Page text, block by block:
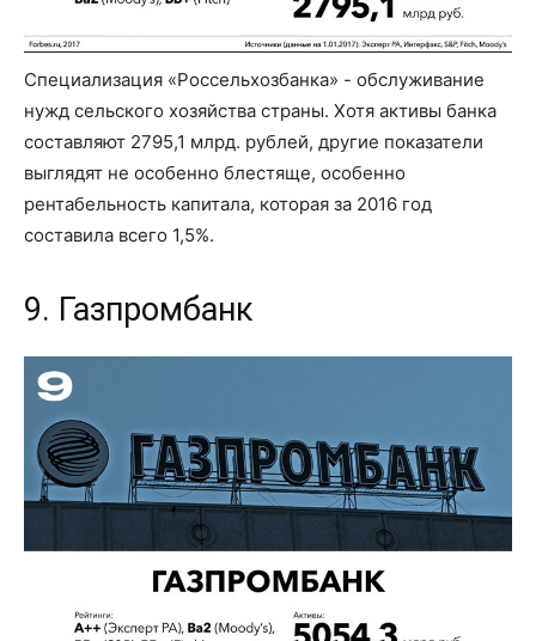
Специализация «Россельхозбанка» - обслуживание
нужд сельского хозяйства страны. Хотя активы банка
составляют 2795,1 млрд. рублей, другие показатели
выглядят не особенно блестяще, особенно
рентабельность капитала, которая за 2016 год
составила всего 1,5%.
9. Газпромбанк